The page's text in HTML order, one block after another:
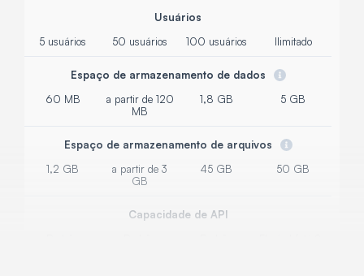
Usuários
5 usuários
50 usuários 100 usuários Ilimitado
Espaço de armazenamento de dados
60 MB
a partir de 120
MB
1,8 GB 5 GB
Espaço de armazenamento de arquivos
1,2 GB
a partir de 3
GB
45 GB 50 GB
Capacidade de API